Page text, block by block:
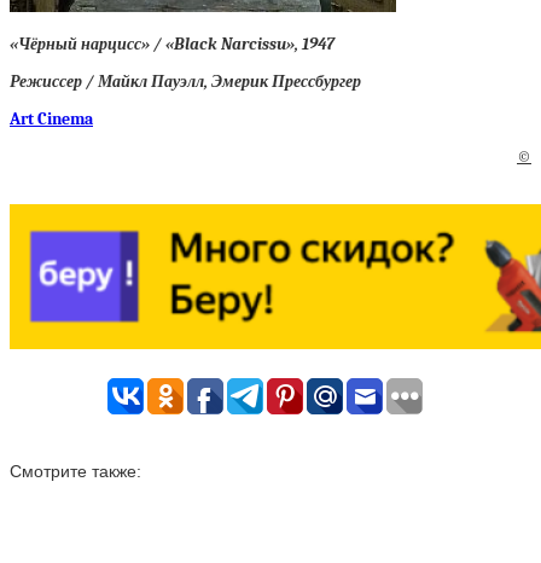
«Чёрный нарцисс» / «Black Narcissu», 1947
Режиссер / Майкл Пауэлл, Эмерик Прессбургер
Art Cinema
©
Смотрите также: